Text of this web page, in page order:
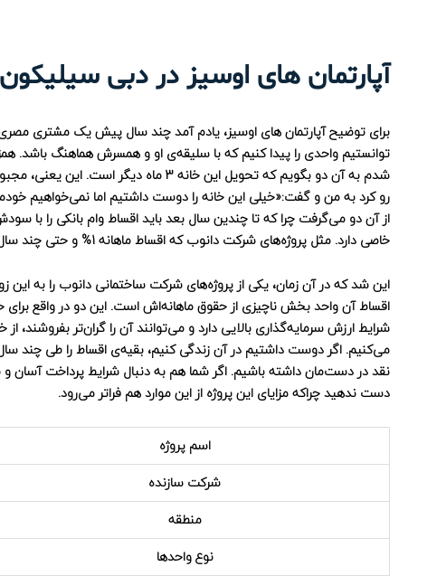
آپارتمان های اوسیز در دبی
برای توضیح آپارتمان های اوسیز، یادم آمد چند سال پیش یک مشتری
توانستیم واحدی را پیدا کنیم که با سلیقه‌ی او و همسرش هماهنگ باشد.
رو کرد به من و گفت:«خیلی این خانه را دوست داشتیم اما نمی‌خواهیم
از آن دو می‌گرفت چرا که تا چندین سال بعد باید اقساط وام بانکی را با
خاصی دارد. مثل پروژه‌‎های شرکت دانوب که اقساط ماهانه 1% و حتی چند سال اقساط بعد از تحویل دارند؛ آن هم کاملا بدون سود!
اقساط آن واحد بخش ناچیزی از حقوق ماهانه‌اش است. این دو در واقع برای
شرایط ارزش سرمایه‌گذاری بالایی دارد و می‌توانند آن را گران‌تر
می‌کنیم. اگر دوست داشتیم در آن زندگی کنیم، بقیه‌ی اقساط را طی چند
نقد در دست‌مان داشته باشیم. اگر شما هم به دنبال شرایط پرداخت آسان
دست ندهید چراکه مزایای این پروژه از این موارد هم فراتر می‌رود.
اسم پروژه
شرکت سازنده
منطقه
نوع واحدها